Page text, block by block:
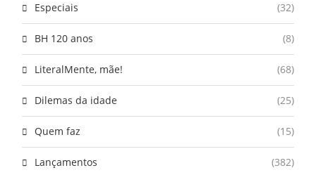
Especiais (32)
BH 120 anos (8)
LiteralMente, mãe! (68)
Dilemas da idade (25)
Quem faz (15)
Lançamentos (382)